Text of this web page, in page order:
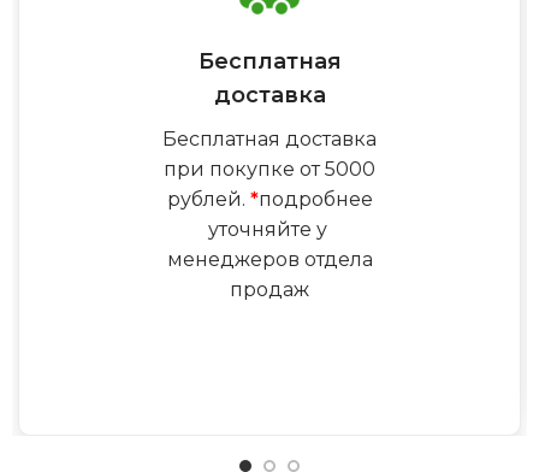
Бесплатная
доставка
Бесплатная доставка
при покупке от 5000
рублей. *подробнее
уточняйте у
менеджеров отдела
продаж